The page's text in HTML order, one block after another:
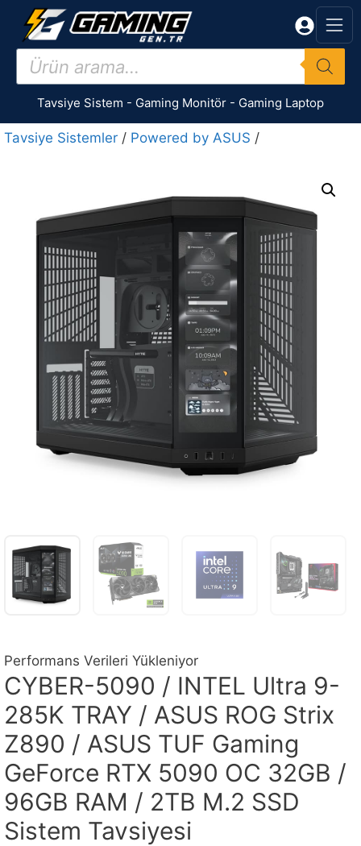
İçeriğe
Products
search
Tavsiye Sistem - Gaming Monitör - Gaming Laptop
Tavsiye Sistemler / Powered by ASUS /
Performans Verileri Yükleniyor
CYBER-5090 / INTEL Ultra 9-
285K TRAY / ASUS ROG Strix
Z890 / ASUS TUF Gaming
GeForce RTX 5090 OC 32GB /
96GB RAM / 2TB M.2 SSD
Sistem Tavsiyesi